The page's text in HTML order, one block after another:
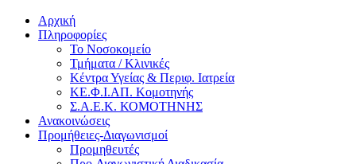
Αρχική
Πληροφορίες
Το Νοσοκομείο
Τμήματα / Κλινικές
Κέντρα Υγείας & Περιφ. Ιατρεία
ΚΕ.Φ.Ι.ΑΠ. Κομοτηνής
Σ.Α.Ε.Κ. ΚΟΜΟΤΗΝΗΣ
Ανακοινώσεις
Προμήθειες-Διαγωνισμοί
Προμηθευτές